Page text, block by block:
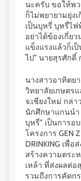
นะครับ ขอให้พ
ก็ไม่พยายามยุ่ง
เป็นบุหรี่ บุหรี่ไ
อย่าได้ข้องเกี่ย
แข็งแรงแล้วก็เ
ไป” นายสุรศักดิ์
นางสาวอาทิตย
วิทยาลัยเกษตร
จ.เชียงใหม่ กล่
นักศึกษาแกนนำ
บุหรี่” เป็นการอ
โครงการ GEN Z
DRINKING เพื่
สร้างความตระ
เหล้า ที่ส่งผลต่
รวมถึงการคัดก